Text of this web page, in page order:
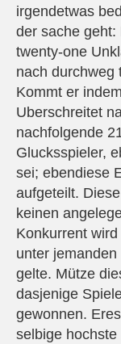
irgendetwas
der sache
twenty-one
nach durchweg
Kommt er
Uberschreitet
nachfolgende
Glucksspieler,
sei; ebendiese
aufgeteilt.
keinen
Konkurrent
unter
gelte. Mütze
dasjenige
gewonnen.
selbige